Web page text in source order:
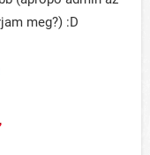
meg?) :D